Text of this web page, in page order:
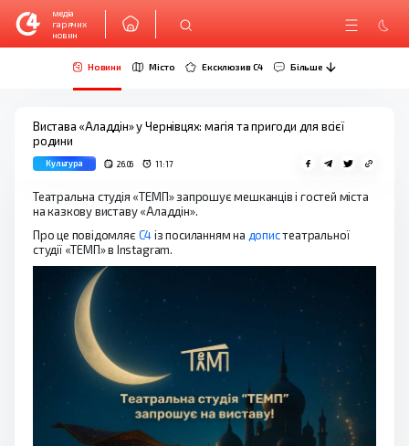
медіа
гарячих
новин
Новини Місто Ексклюзив C4 Більше
Вистава «Аладдін» у Чернівцях: магія та пригоди для всієї
родини
Культура 26.06 11:17
Театральна студія «ТЕМП» запрошує мешканців і гостей міста
на казкову виставу «Аладдін».
Про це повідомляє С4із посиланням на допистеатральної
студії «ТЕМП» в Instagram.